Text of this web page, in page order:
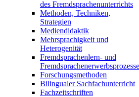
des Fremdsprachenunterrichts
Methoden, Techniken,
Strategien
Mediendidaktik
Mehrsprachigkeit und
Heterogenität
Fremdsprachenlern- und
Fremdsprachenerwerbsprozesse
Forschungsmethoden
Bilingualer Sachfachunterricht
Fachzeitschriften